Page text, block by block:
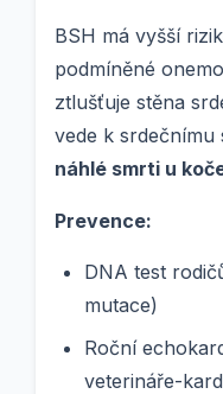
BSH má vyšší
podmíněné
ztlušťuje stěna
vede k srdečnímu
náhlé smrti u
Prevence:
DNA test
mutace)
Roční
veterináře-